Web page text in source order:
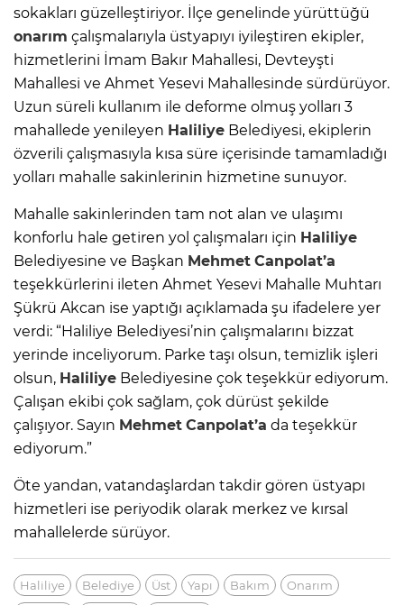
sokakları güzelleştiriyor. İlçe genelinde yürüttüğü
onarım çalışmalarıyla üstyapıyı iyileştiren ekipler,
hizmetlerini İmam Bakır Mahallesi, Devteyşti
Mahallesi ve Ahmet Yesevi Mahallesinde sürdürüyor.
Uzun süreli kullanım ile deforme olmuş yolları 3
mahallede yenileyen Haliliye Belediyesi, ekiplerin
özverili çalışmasıyla kısa süre içerisinde tamamladığı
yolları mahalle sakinlerinin hizmetine sunuyor.
Mahalle sakinlerinden tam not alan ve ulaşımı
konforlu hale getiren yol çalışmaları için Haliliye
Belediyesine ve Başkan Mehmet Canpolat’a
teşekkürlerini ileten Ahmet Yesevi Mahalle Muhtarı
Şükrü Akcan ise yaptığı açıklamada şu ifadelere yer
verdi: “Haliliye Belediyesi’nin çalışmalarını bizzat
yerinde inceliyorum. Parke taşı olsun, temizlik işleri
olsun, Haliliye Belediyesine çok teşekkür ediyorum.
Çalışan ekibi çok sağlam, çok dürüst şekilde
çalışıyor. Sayın Mehmet Canpolat’a da teşekkür
ediyorum.”
Öte yandan, vatandaşlardan takdir gören üstyapı
hizmetleri ise periyodik olarak merkez ve kırsal
mahallelerde sürüyor.
Haliliye Belediye Üst Yapı Bakım
Onarım